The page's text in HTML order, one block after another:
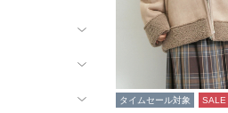
タイムセール対象 SALE